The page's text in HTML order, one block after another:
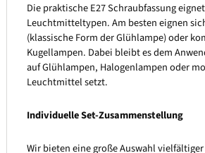
Die praktische E27 Schraubfassung
Leuchtmitteltypen. Am besten eignen
(klassische Form der Glühlampe) oder
Kugellampen. Dabei bleibt es dem
auf Glühlampen, Halogenlampen oder
Leuchtmittel setzt.
Individuelle Set-Zusammenstellung
Wir bieten eine große Auswahl